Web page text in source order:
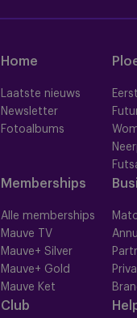
Home
Laatste nieuws
Newsletter
Fotoalbums
Memberships
Alle memberships
Mauve TV
Mauve+ Silver
Mauve+ Gold
Mauve Ket
Club